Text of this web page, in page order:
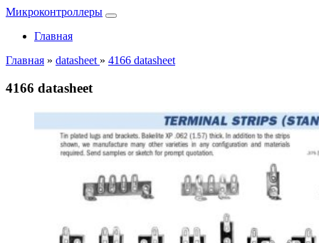
Микроконтроллеры
Главная
Главная » datasheet » 4166 datasheet
4166 datasheet